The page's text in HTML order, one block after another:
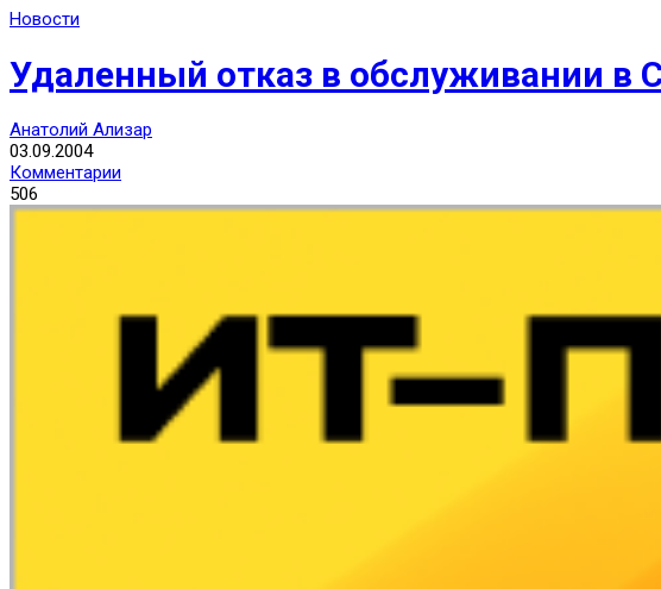
Новости
Удаленный отказ в обслуживании в
Анатолий Ализар
03.09.2004
Комментарии
506